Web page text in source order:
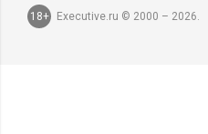
18+
Executive.ru © 2000 – 2026.